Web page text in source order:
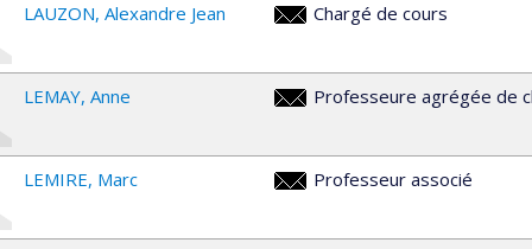
LAUZON Alexandre Jean
Chargé de cours
LEMAY Anne
Professeure agrégée de
LEMIRE Marc
Professeur associé